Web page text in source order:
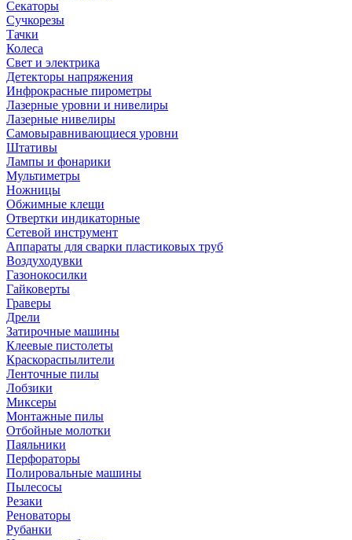
Секаторы
Сучкорезы
Тачки
Колеса
Свет и электрика
Детекторы напряжения
Инфрокрасные пирометры
Лазерные уровни и нивелиры
Лазерные нивелиры
Самовыравнивающиеся уровни
Штативы
Лампы и фонарики
Мультиметры
Ножницы
Обжимные клещи
Отвертки индикаторные
Сетевой инструмент
Аппараты для сварки пластиковых труб
Воздуходувки
Газонокосилки
Гайковерты
Граверы
Дрели
Затирочные машины
Клеевые пистолеты
Краскораспылители
Ленточные пилы
Лобзики
Миксеры
Монтажные пилы
Отбойные молотки
Паяльники
Перфораторы
Полировальные машины
Пылесосы
Резаки
Реноваторы
Рубанки